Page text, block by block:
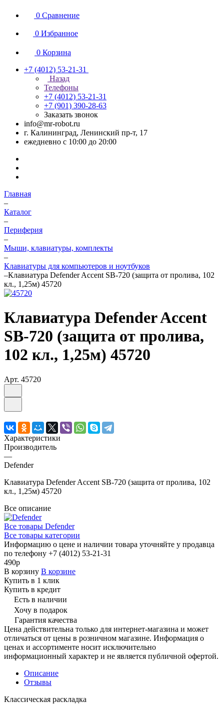
0 Сравнение
0 Избранное
0 Корзина
+7 (4012) 53-21-31
Назад
Телефоны
+7 (4012) 53-21-31
+7 (901) 390-28-63
Заказать звонок
info@mr-robot.ru
г. Калининград, Ленинский пр-т, 17
ежедневно с 10:00 до 20:00
Главная
–
Каталог
–
Периферия
–
Мыши, клавиатуры, комплекты
–
Клавиатуры для компьютеров и ноутбуков
–Клавиатура Defender Accent SB-720 (защита от пролива, 102
кл., 1,25м) 45720
Клавиатура Defender Accent
SB-720 (защита от пролива,
102 кл., 1,25м) 45720
Арт. 45720
Характеристики
Производитель
—
Defender
Клавиатура Defender Accent SB-720 (защита от пролива, 102
кл., 1,25м) 45720
Все описание
Все товары Defender
Все товары категории
Информацию о цене и наличии товара уточняйте у продавца
по телефону +7 (4012) 53-21-31
490р
В корзину В корзине
Купить в 1 клик
Купить в кредит
Есть в наличии
Хочу в подарок
Гарантия качества
Цена действительна только для интернет-магазина и может
отличаться от цены в розничном магазине. Информация о
ценах и ассортименте носит исключительно
информационный характер и не является публичной офертой.
Описание
Отзывы
Классическая раскладка